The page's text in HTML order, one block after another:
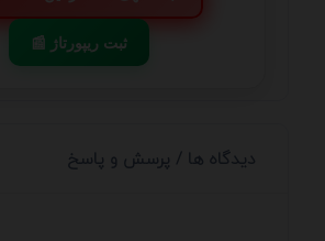
📰 ثبت ریپورتاژ
دیدگاه ها / پرسش و پاسخ